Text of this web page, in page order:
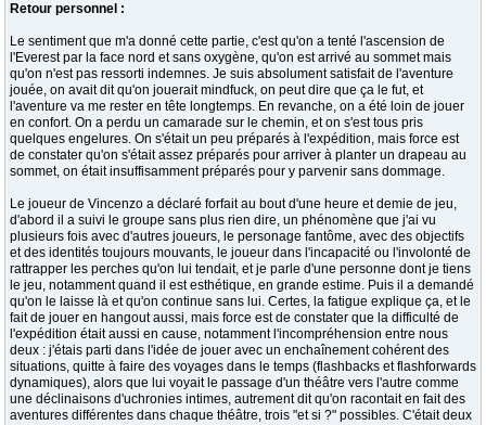
Retour personnel :
Le sentiment que m'a donné cette partie, c'est qu'on a tenté l'ascension de
l'Everest par la face nord et sans oxygène, qu'on est arrivé au sommet mais
qu'on n'est pas ressorti indemnes. Je suis absolument satisfait de l'aventure
jouée, on avait dit qu'on jouerait mindfuck, on peut dire que ça le fut, et
l'aventure va me rester en tête longtemps. En revanche, on a été loin de jouer
en confort. On a perdu un camarade sur le chemin, et on s'est tous pris
quelques engelures. On s'était un peu préparés à l'expédition, mais force est
de constater qu'on s'était assez préparés pour arriver à planter un drapeau au
sommet, on était insuffisamment préparés pour y parvenir sans dommage.
Le joueur de Vincenzo a déclaré forfait au bout d'une heure et demie de jeu,
d'abord il a suivi le groupe sans plus rien dire, un phénomène que j'ai vu
plusieurs fois avec d'autres joueurs, le personage fantôme, avec des objectifs
et des identités toujours mouvants, le joueur dans l'incapacité ou l'involonté de
rattrapper les perches qu'on lui tendait, et je parle d'une personne dont je tiens
le jeu, notamment quand il est esthétique, en grande estime. Puis il a demandé
qu'on le laisse là et qu'on continue sans lui. Certes, la fatigue explique ça, et le
fait de jouer en hangout aussi, mais force est de constater que la difficulté de
l'expédition était aussi en cause, notamment l'incompréhension entre nous
deux : j'étais parti dans l'idée de jouer avec un enchaînement cohérent des
situations, quitte à faire des voyages dans le temps (flashbacks et flashforwards
dynamiques), alors que lui voyait le passage d'un théâtre vers l'autre comme
une déclinaisons d'uchronies intimes, autrement dit qu'on racontait en fait des
aventures différentes dans chaque théâtre, trois "et si ?" possibles. C'était deux